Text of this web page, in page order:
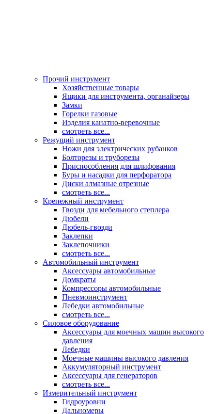
Прочий инструмент
Хозяйственные товары
Ящики для инструмента, органайзеры
Замки
Горелки газовые
Изделия канатно-веревочные
смотреть все...
Режущий инструмент
Ножи для электрических рубанков
Болторезы и труборезы
Приспособления для шлифования
Буры и насадки для перфоратора
Диски алмазные отрезные
смотреть все...
Крепежный инструмент
Гвозди для мебельного степлера
Дюбели
Дюбель-гвозди
Заклепки
Заклепочники
смотреть все...
Автомобильный инструмент
Аксессуары автомобильные
Домкраты
Компрессоры автомобильные
Пневмоинструмент
Лебедки автомобильные
смотреть все...
Силовое оборудование
Аксессуары для моечных машин высокого
давления
Лебедки
Моечные машины высокого давления
Аккумуляторный инструмент
Аксессуары для генераторов
смотреть все...
Измерительный инструмент
Гидроуровни
Дальномеры